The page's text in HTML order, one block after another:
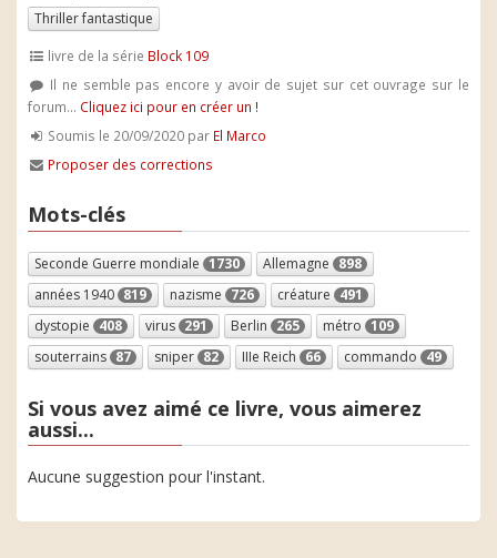
Thriller fantastique
livre de la série Block 109
Il ne semble pas encore y avoir de sujet sur cet ouvrage sur le
forum... Cliquez ici pour en créer un !
Soumis le 20/09/2020 par El Marco
Proposer des corrections
Mots-clés
Seconde Guerre mondiale 1730 Allemagne 898
années 1940 819 nazisme 726 créature 491
dystopie 408 virus 291 Berlin 265 métro 109
souterrains 87 sniper 82 IIIe Reich 66 commando 49
Si vous avez aimé ce livre, vous aimerez
aussi...
Aucune suggestion pour l'instant.